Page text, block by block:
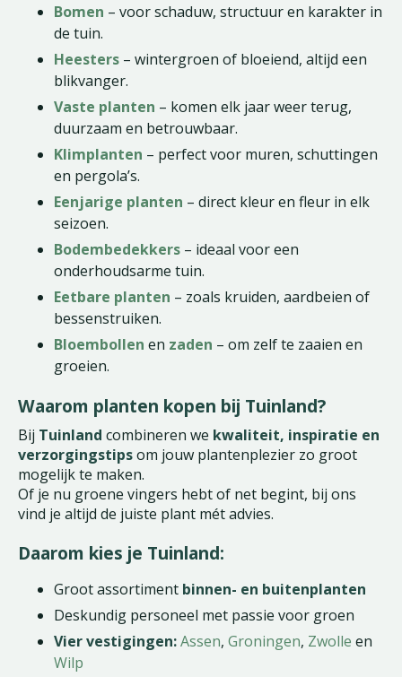
Bomen – voor schaduw, structuur en karakter in
de tuin.
Heesters – wintergroen of bloeiend, altijd een
blikvanger.
Vaste planten – komen elk jaar weer terug,
duurzaam en betrouwbaar.
Klimplanten – perfect voor muren, schuttingen
en pergola’s.
Eenjarige planten – direct kleur en fleur in elk
seizoen.
Bodembedekkers – ideaal voor een
onderhoudsarme tuin.
Eetbare planten – zoals kruiden, aardbeien of
bessenstruiken.
Bloembollen en zaden – om zelf te zaaien en
groeien.
Waarom planten kopen bij Tuinland?
Bij Tuinland combineren we kwaliteit, inspiratie en
verzorgingstipsom jouw plantenplezier zo groot
mogelijk te maken.
Of je nu groene vingers hebt of net begint, bij ons
vind je altijd de juiste plant mét advies.
Daarom kies je Tuinland:
Groot assortiment binnen- en buitenplanten
Deskundig personeel met passie voor groen
Vier vestigingen:Assen, Groningen, Zwolle en
Wilp